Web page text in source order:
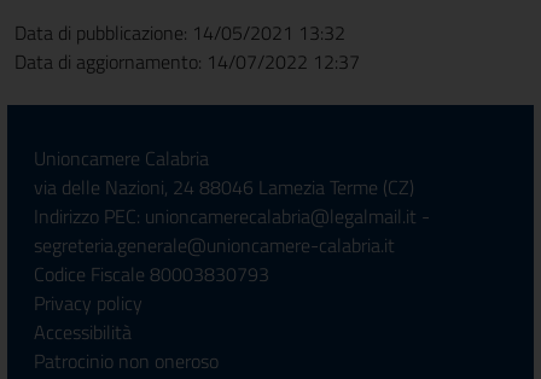
Data di pubblicazione: 14/05/2021 13:32
Data di aggiornamento: 14/07/2022 12:37
Unioncamere Calabria
via delle Nazioni, 24 88046 Lamezia Terme (CZ)
Indirizzo PEC: unioncamerecalabria@legalmail.it -
segreteria.generale@unioncamere-calabria.it
Codice Fiscale 80003830793
Privacy policy
Accessibilità
Patrocinio non oneroso